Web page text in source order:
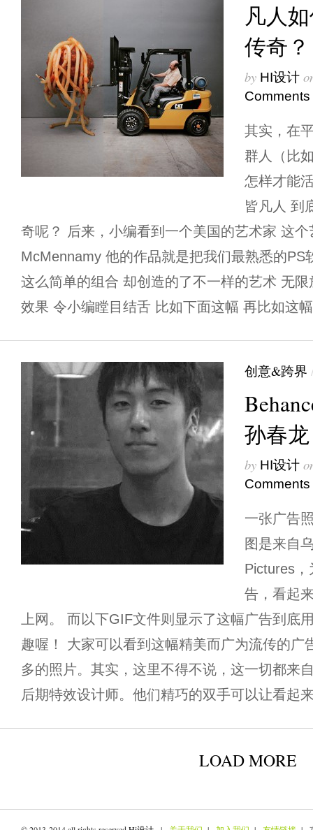
凡人
传奇？
by HI设计
Comments
其实，在
群人（比
怎样才能
皆凡人 到
奇呢？ 后来，小编看到一个美国的艺术家 这
McMennamy 他的作品就是把我们最熟悉的PS
这么简单的组合 却创造的了不一样的艺术 无
效果 令小编瞠目结舌 比如下面这幅 再比如这
创意&跨界
孙春龙
by HI设计
Comments
一张广告
图是来自
Pictures，
告，看起
上网。 而以下GIF文件则显示了这幅广告到底
趣喔！ 大家可以看到这幅精美而广为流传的广
多的照片。其实，这里不得不说，这一切都来
后期特效设计师。他们精巧的双手可以让看起
LOAD MORE